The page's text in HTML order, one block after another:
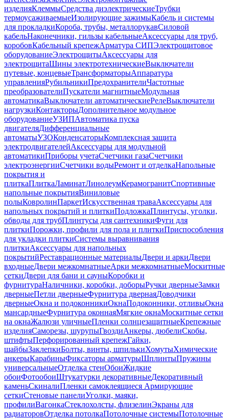
изделияКлеммыСредства диэлектрическиеТрубки
термоусаживаемыеИзолирующие зажимыКабель и системы
для прокладкиКороба, трубы, металлорукавСиловой
кабельНаконечники, гильзы кабельныеАксессуары для труб,
коробовКабельный крепежАрматура СИПЭлектрощитовое
оборудованиеЭлектрощитыАксессуары для
электрощитаШины электротехническиеВыключатели
путевые, концевыеТрансформаторыАппаратура
управленияРубильникиПредохранителиЧастотные
преобразователиПускатели магнитныеМодульная
автоматикаВыключатели автоматическиеРелеВыключатели
нагрузкиКонтакторыДополнительное модульное
оборудованиеУЗИПАвтоматика пуска
двигателяДифференциальные
автоматыУЗОКонденсаторыКомплексная защита
электродвигателейАксессуары для модульной
автоматикиПриборы учетаСчетчики газаСчетчики
электроэнергииСчетчики водыРемонт и отделкаНапольные
покрытия и
плиткаПлиткаЛаминатЛинолеумКерамогранитСпортивные
напольные покрытияВиниловые
полыКовролинПаркетИскусственная траваАксессуары для
напольных покрытий и плиткиПодложкаПлинтусы, уголки,
обводы для трубПлинтусы для сантехникиФуги для
плиткиПорожки, профили для пола и плиткиПриспособления
для укладки плиткиСистемы выравнивания
плиткиАксессуары для напольных
покрытийРеставрационные материалыДвери и аркиДвери
входныеДвери межкомнатныеАрки межкомнатныеМоскитные
сеткиДвери для бани и сауныКоробки и
фурнитураНаличники, коробки, доборыРучки дверныеЗамки
дверныеПетли дверныеФурнитура двернаяДоводчики
дверныеОкна и подоконникиОкнаПодоконники, отливыОкна
мансардныеФурнитура оконнаяМягкие окнаМоскитные сетки
на окнаЖалюзи уличныеПленки солнцезащитныеКрепежные
изделияСаморезы, шурупыГвоздиАнкеры, дюбелиСкобы,
штифтыПерфорированный крепежГайки,
шайбыЗаклепкиБолты, винты, шпилькиХомутыХимические
анкерыКарабиныФиксаторы арматурыШплинтыПружины
универсальныеОтделка стенОбоиЖидкие
обоиФотообоиШтукатурки декоративныеДекоративный
каменьСкиналиПленки самоклеящиеся Армирующие
сеткиСтеновые панелиУголки, маяки,
профилиВагонкаСтеклохолсты, флизелинЭкраны для
радиаторовОтделка потолкаПотолочные системыПотолочные